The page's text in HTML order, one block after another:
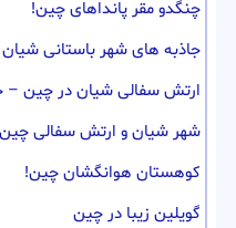
چنگدو مقر پانداهای چین!
جاذبه های شهر باستانی
ارتش سفالی شیان در چین –
شهر شیان و ارتش سفالی
کوهستان هوانگشان چین!
گویلین زیبا در چین